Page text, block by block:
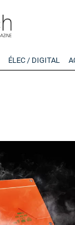
ÉLEC / DIGITAL